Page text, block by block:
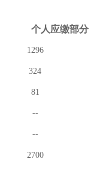
个人应缴部分
1296
324
81
--
--
2700